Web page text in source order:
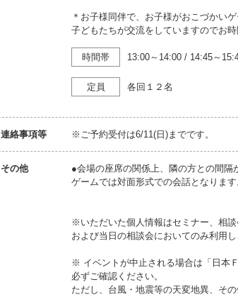
＊お子様同伴で、お子様がおこづかい
子どもたちが交流をしていますのでお
時間帯 13:00～14:00 / 14:45～
定員 各回１２名
連絡事項等 ※ご予約受付は6/11(日)までです。
その他
●会場の座席の関係上、隣の方との間
ゲームでは対面形式での会話となりま
※いただいた個人情報はセミナー、相
および当日の相談会においてのみ利用
※ イベントが中止される場合は「日本
必ずご確認ください。
ただし、台風・地震等の天変地異、そ